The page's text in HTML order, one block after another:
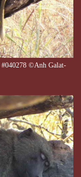
#040278 ©Anh Galat-